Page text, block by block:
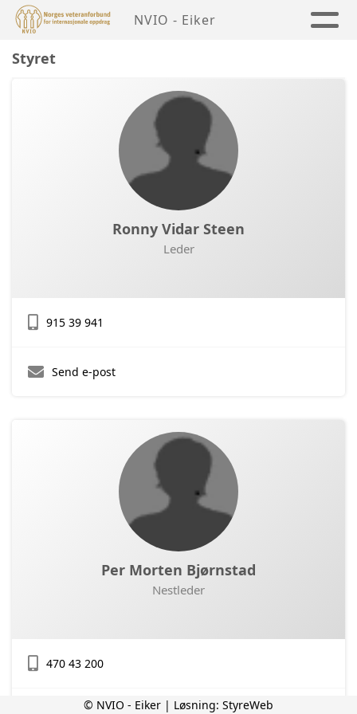
NVIO - Eiker
Styret
Ronny Vidar Steen
Leder
915 39 941
Send e-post
Per Morten Bjørnstad
Nestleder
470 43 200
© NVIO - Eiker | Løsning: StyreWeb